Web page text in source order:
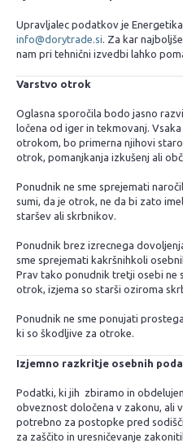
Upravljalec podatkov je
info@dorytrade.si. Za kar
nam pri tehnični izvedbi lahko
Varstvo otrok
Oglasna sporočila bodo jasno
ločena od iger in tekmovanj.
otrokom, bo primerna njihovi
otrok, pomanjkanja izkušenj ali
Ponudnik ne sme sprejemati
sumi, da je otrok, ne da bi zato
staršev ali skrbnikov.
Ponudnik brez izrecnega
sme sprejemati kakršnihkoli
Prav tako ponudnik tretji osebi ne
otrok, izjema so starši oziroma
Ponudnik ne sme ponujati
ki so škodljive za otroke.
Izjemno razkritje osebnih
Podatki, ki jih zbiramo in
obveznost določena v zakonu, ali
potrebno za postopke pred
za zaščito in uresničevanje